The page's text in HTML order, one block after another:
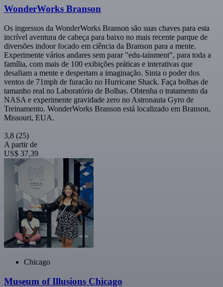
WonderWorks Branson
Os ingressos da WonderWorks Branson são suas chaves para esta
incrível aventura de cabeça para baixo no mais recente parque de
diversões indoor focado em ciência da Branson para a mente.
Experimente vários andares sem parar "edu-tainment", para toda a
família, com mais de 100 exibições práticas e interativas que
desafiam a mente e despertam a imaginação. Sinta o poder dos
ventos de 71mph de furacão no Hurricane Shack. Faça bolhas de
tamanho real no Laboratório de Bolhas. Obtenha o tratamento da
NASA e experimente gravidade zero no Astronauta Gyro de
Treinamento. WonderWorks Branson está localizado em Branson,
Missouri, EUA.
3,8 (25)
A partir de
US$ 37,39
Chicago
Museum of Illusions Chicago